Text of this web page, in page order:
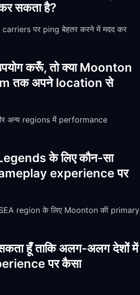
सकता है?
पर ping बेहतर करने में मदद कर
करूँ, तो क्या Moonton
तक अपने location से
अन्य regions में performance
के लिए कौन-सा
experience पर
region के लिए Moonton की primary
हूँ ताकि अलग-अलग देशों में
पर कैसा